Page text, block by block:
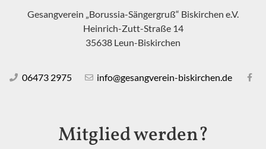
Gesangverein „Borussia-Sängergruß“ Biskirchen e.V.
Heinrich-Zutt-Straße 14
35638 Leun-Biskirchen
06473 2975 info@gesangverein-biskirchen.de
Mitglied werden?